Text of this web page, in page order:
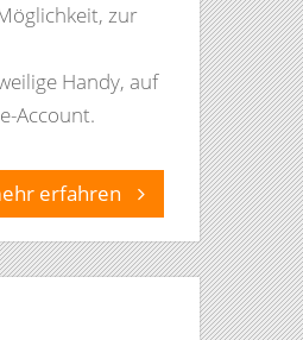
zur
Handy, auf
Account.
erfahren